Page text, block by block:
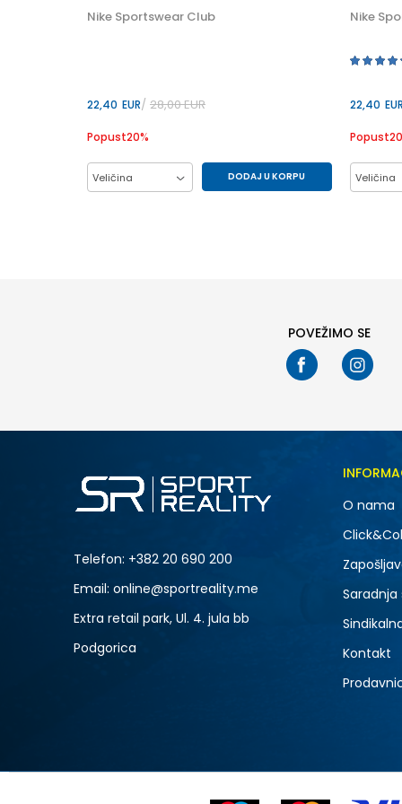
Nike Sportswear Club
22,40 EUR 28,00EUR
Popust20%
Veličina DODAJ U KORPU
Nike
22,40 EUR
Popust20
Veličina
POVEŽIMO SE
Telefon: +382 20 690 200
Email: online@sportreality.me
Extra retail park, Ul. 4. jula bb
Podgorica
O nama
Kontakt